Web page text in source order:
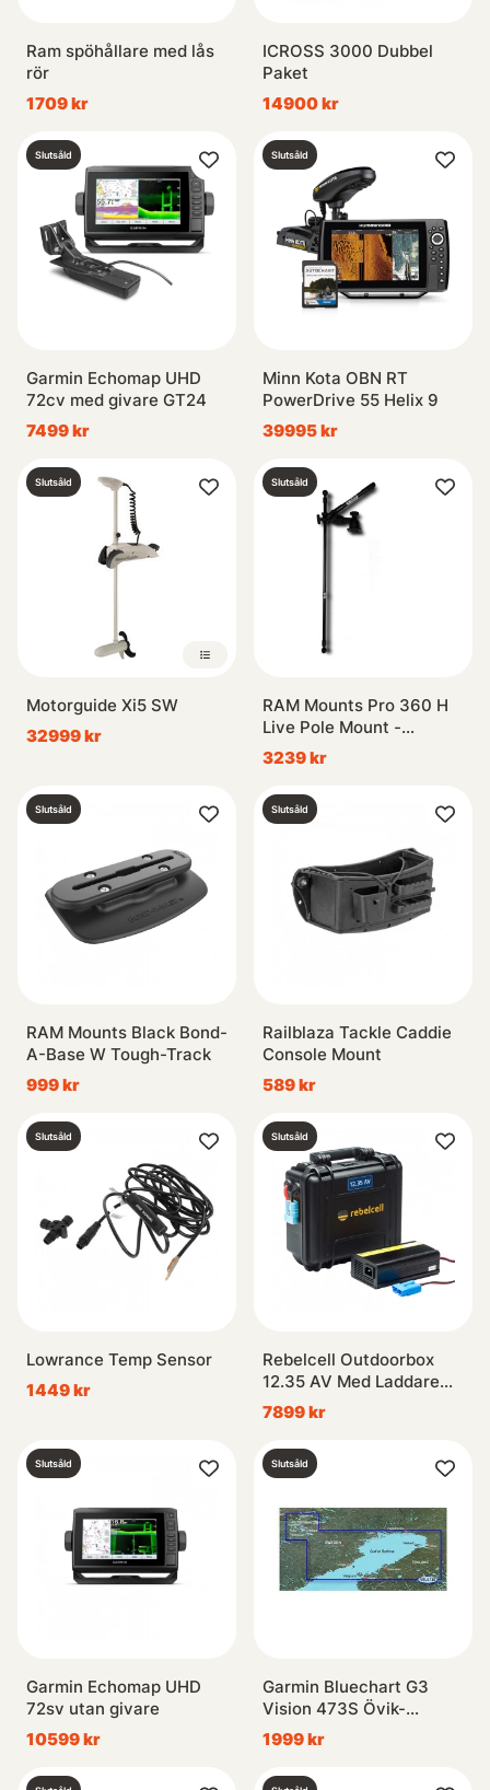
Ram spöhållare med lås
rör
1709 kr
ICROSS 3000 Dubbel
Paket
14900 kr
Slutsåld
Garmin Echomap UHD
72cv med givare GT24
7499 kr
Slutsåld
Minn Kota OBN RT
PowerDrive 55 Helix 9
39995 kr
Slutsåld
Motorguide Xi5 SW
32999 kr
Slutsåld
RAM Mounts Pro 360 H
Live Pole Mount -
Horizontal Base
3239 kr
Slutsåld
RAM Mounts Black Bond-
A-Base W Tough-Track
999 kr
Slutsåld
Railblaza Tackle Caddie
Console Mount
589 kr
Slutsåld
Lowrance Temp Sensor
1449 kr
Slutsåld
Rebelcell Outdoorbox
12.35 AV Med Laddare
12.6V10A
7899 kr
Slutsåld
Garmin Echomap UHD
72sv utan givare
10599 kr
Slutsåld
Garmin Bluechart G3
Vision 473S Övik-
Haparanda
1999 kr